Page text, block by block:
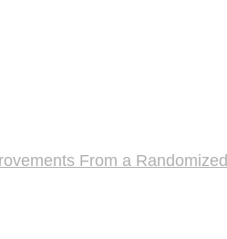
From a Randomized